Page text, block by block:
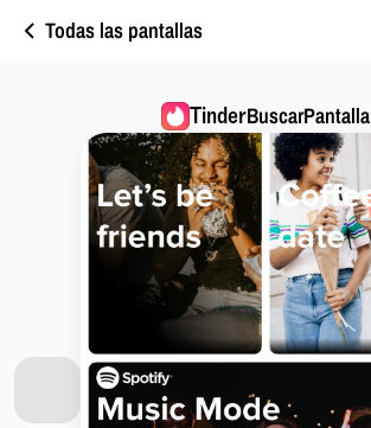
Todas las pantallas
TinderBuscarPantalla